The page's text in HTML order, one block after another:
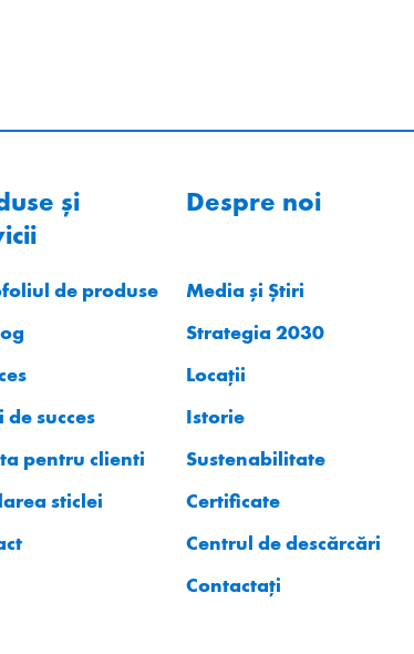
și
de produse
de succes
pentru clienti
sticlei
Despre noi
Media și Știri
Strategia 2030
Locații
Istorie
Sustenabilitate
Certificate
Centrul de descărcări
Contactați